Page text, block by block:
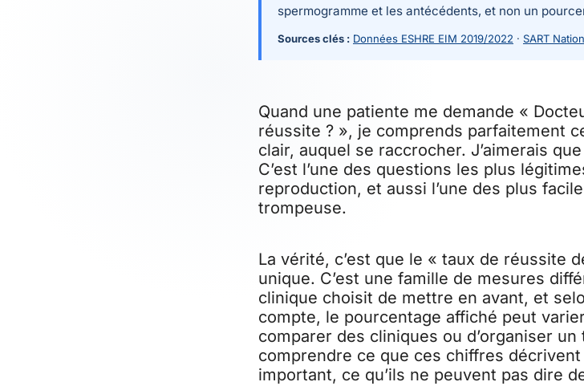
spermogramme et les antécédents, et non un
Sources clés : Données ESHRE EIM 2019/2022 · SART
Quand une patiente me demande «
réussite ? », je comprends parfaitement
clair, auquel se raccrocher. J’aimerais
C’est l’une des questions les plus
reproduction, et aussi l’une des plus
trompeuse.
La vérité, c’est que le « taux de réussite
unique. C’est une famille de mesures
clinique choisit de mettre en avant, et
compte, le pourcentage affiché peut
comparer des cliniques ou d’organiser
comprendre ce que ces chiffres
important, ce qu’ils ne peuvent pas dire